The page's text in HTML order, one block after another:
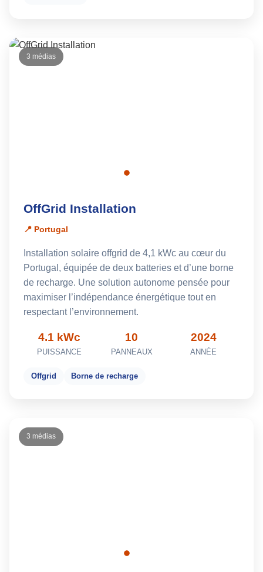
3 médias
OffGrid Installation
📍 Portugal
Installation solaire offgrid de 4,1 kWc au cœur du
Portugal, équipée de deux batteries et d’une borne
de recharge. Une solution autonome pensée pour
maximiser l’indépendance énergétique tout en
respectant l’environnement.
4.1 kWc
PUISSANCE
10
PANNEAUX
2024
ANNÉE
Offgrid Borne de recharge
3 médias